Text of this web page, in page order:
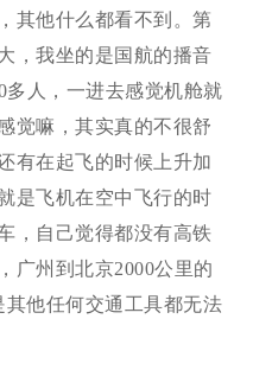
其他什么都看不到。第
，我坐的是国航的播音
多人，一进去感觉机舱就
觉嘛，其实真的不很舒
有在起飞的时候上升加
是飞机在空中飞行的时
，自己觉得都没有高铁
广州到北京2000公里的
他任何交通工具都无法